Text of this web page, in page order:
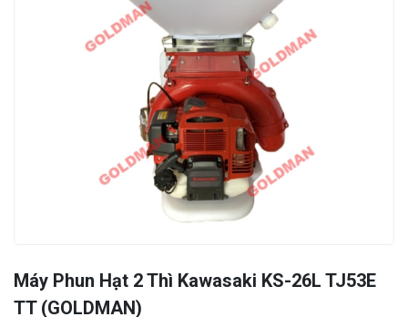
Máy Phun Hạt 2 Thì Kawasaki KS-26L TJ53E
TT (GOLDMAN)